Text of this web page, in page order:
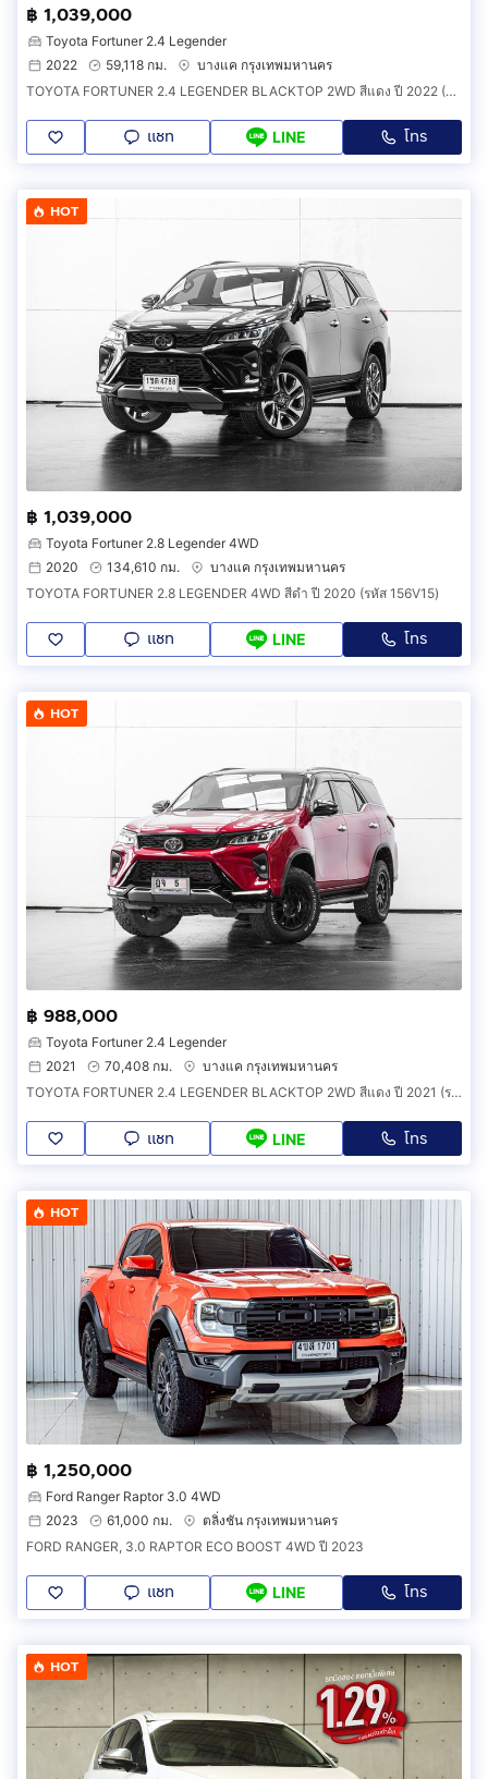
฿ 1,039,000
Toyota Fortuner 2.4 Legender
2022
59,118 กม.
บางแค กรุงเทพมหานคร
TOYOTA FORTUNER 2.4 LEGENDER BLACKTOP 2WD สีแดง ปี 2022 (รหัส 144V52)
แชท LINE โทร
HOT
฿ 1,039,000
Toyota Fortuner 2.8 Legender 4WD
2020
134,610 กม.
บางแค กรุงเทพมหานคร
TOYOTA FORTUNER 2.8 LEGENDER 4WD สีดำ ปี 2020 (รหัส 156V15)
แชท LINE โทร
HOT
฿ 988,000
Toyota Fortuner 2.4 Legender
2021
70,408 กม.
บางแค กรุงเทพมหานคร
TOYOTA FORTUNER 2.4 LEGENDER BLACKTOP 2WD สีแดง ปี 2021 (รหัส 134V52)
แชท LINE โทร
HOT
฿ 1,250,000
Ford Ranger Raptor 3.0 4WD
2023
61,000 กม.
ตลิ่งชัน กรุงเทพมหานคร
FORD RANGER, 3.0 RAPTOR ECO BOOST 4WD ปี 2023
แชท LINE โทร
HOT